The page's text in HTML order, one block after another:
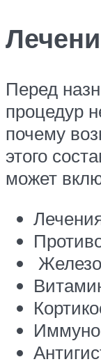
Перед
процедур
почему
этого
может